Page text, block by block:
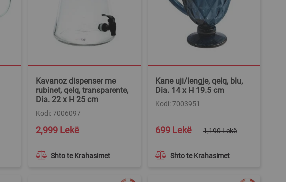
Kavanoz dispenser me
rubinet, qelq, transparente,
Dia. 22 x H 25 cm
Kodi: 7006097
Shto te Krahasimet
2,999 Lekë
Kane uji/lengje, qelq, blu,
Dia. 14 x H 19.5 cm
Kodi: 7003951
Shto te Krahasimet
Special
Price
699 Lekë 1,190 Lekë